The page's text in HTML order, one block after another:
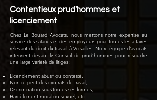
Contentieux prud'hommes et
licenciement
Chez Le Bouard Avocats, nous mettons notre expertise au
service des salariés et des employeurs pour toutes les affaires
relevant du droit du travail à Versailles. Notre équipe d’avocats
intervient devant le Conseil de prud’hommes pour résoudre
une large variété de litiges :
Licenciement abusif ou contesté,
Non-respect des contrats de travail,
Discrimination sous toutes ses formes,
Harcèlement moral ou sexuel, etc.